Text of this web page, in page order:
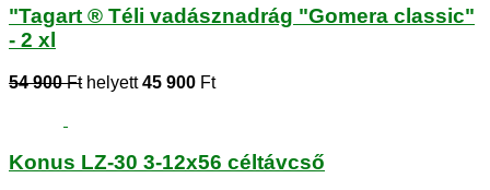
"Tagart ® Téli vadásznadrág "Gomera classic"
- 2 xl
54 900 Fthelyett45 900 Ft
Konus LZ-30 3-12x56 céltávcső